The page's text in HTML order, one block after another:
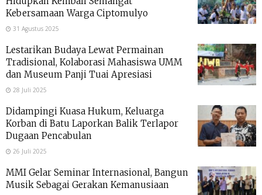
Kebersamaan Warga Ciptomulyo
31 Agustus 2025
Lestarikan Budaya Lewat Permainan
Tradisional, Kolaborasi Mahasiswa UMM
dan Museum Panji Tuai Apresiasi
28 Juli 2025
Didampingi Kuasa Hukum, Keluarga
Korban di Batu Laporkan Balik Terlapor
Dugaan Pencabulan
26 Juli 2025
MMI Gelar Seminar Internasional, Bangun
Musik Sebagai Gerakan Kemanusiaan